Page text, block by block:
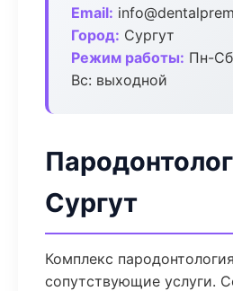
Email:
Город: Сургут
Режим работы: Пн-
Вс: выходной
Сургут
Комплекс
сопутствующие услуги.